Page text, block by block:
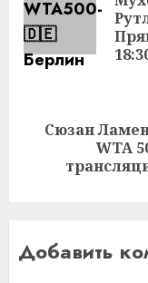
Следующая
запись:
Сюзан
WTA
Добавить